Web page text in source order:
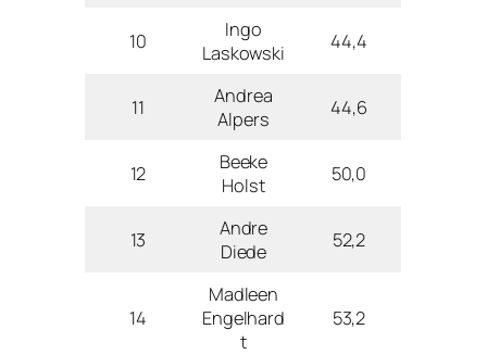
10
Ingo
Laskowski
44,4
11
Andrea
Alpers
44,6
12
Beeke
Holst
50,0
13
Andre
Diede
52,2
14
Madleen
Engelhard
t
53,2